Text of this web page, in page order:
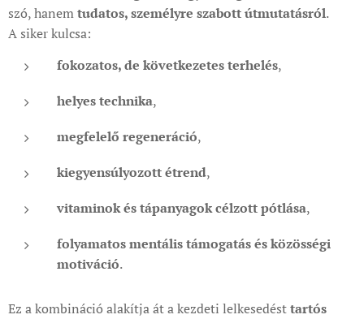
szó, hanemtudatos, személyre szabott útmutatásról.
A siker kulcsa:
fokozatos, de következetes terhelés,
helyes technika,
megfelelő regeneráció,
kiegyensúlyozott étrend,
vitaminok és tápanyagok célzott pótlása,
folyamatos mentális támogatás és közösségi
motiváció.
Ez a kombináció alakítja át a kezdeti lelkesedésttartós